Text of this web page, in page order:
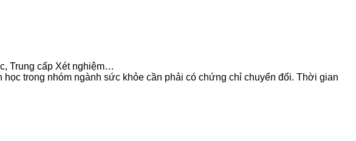
Trung cấp Xét nghiệm…
trong nhóm ngành sức khỏe cần phải có chứng chỉ chuyển đổi. Thời gian